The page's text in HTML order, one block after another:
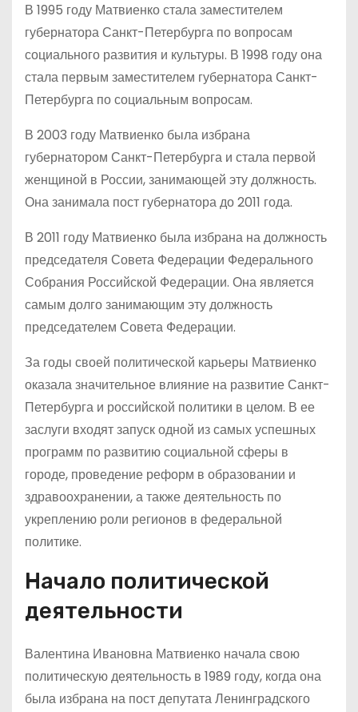
В 1995 году Матвиенко стала заместителем
губернатора Санкт-Петербурга по вопросам
социального развития и культуры. В 1998 году она
стала первым заместителем губернатора Санкт-
Петербурга по социальным вопросам.
В 2003 году Матвиенко была избрана
губернатором Санкт-Петербурга и стала первой
женщиной в России, занимающей эту должность.
Она занимала пост губернатора до 2011 года.
В 2011 году Матвиенко была избрана на должность
председателя Совета Федерации Федерального
Собрания Российской Федерации. Она является
самым долго занимающим эту должность
председателем Совета Федерации.
За годы своей политической карьеры Матвиенко
оказала значительное влияние на развитие Санкт-
Петербурга и российской политики в целом. В ее
заслуги входят запуск одной из самых успешных
программ по развитию социальной сферы в
городе, проведение реформ в образовании и
здравоохранении, а также деятельность по
укреплению роли регионов в федеральной
политике.
Начало политической
деятельности
Валентина Ивановна Матвиенко начала свою
политическую деятельность в 1989 году, когда она
была избрана на пост депутата Ленинградского